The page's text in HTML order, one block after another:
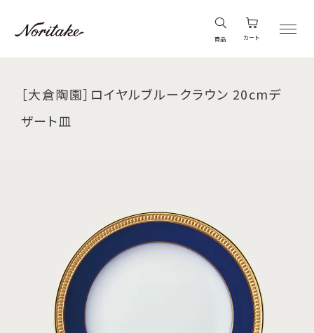
商品 カート
［大倉陶園］ロイヤルブルークラウン 20cmデ
ザート皿